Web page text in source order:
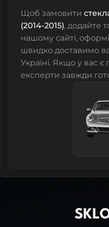
Щоб замовити
(2014-2015), додайте
нашому сайті,
швидко доставимо
Україні. Якщо у вас є
експерти завжди